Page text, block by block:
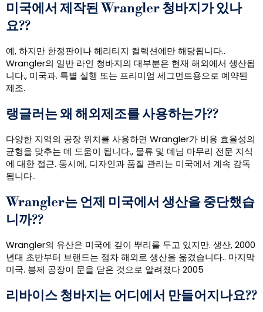
미국에서 제작된 Wrangler 청바지가 있나
요??
예, 하지만 한정판이나 헤리티지 컬렉션에만 해당됩니다..
Wrangler의 일반 라인 청바지의 대부분은 현재 해외에서 생산됩
니다., 미국과. 특별 실행 또는 프리미엄 세그먼트용으로 예약된
제조.
랭글러는 왜 해외제조를 사용하는가??
다양한 지역의 공장 위치를 ​​사용하면 Wrangler가 비용 효율성의
균형을 맞추는 데 도움이 됩니다., 물류 및 데님 마무리 전문 지식
에 대한 접근. 동시에, 디자인과 품질 관리는 미국에서 계속 감독
됩니다..
Wrangler는 언제 미국에서 생산을 중단했습
니까??
Wrangler의 유산은 미국에 깊이 뿌리를 두고 있지만. 생산, 2000
년대 초반부터 브랜드는 점차 해외로 생산을 옮겼습니다.. 마지막
미국. 봉제 공장이 문을 닫은 것으로 알려졌다 2005
리바이스 청바지는 어디에서 만들어지나요??